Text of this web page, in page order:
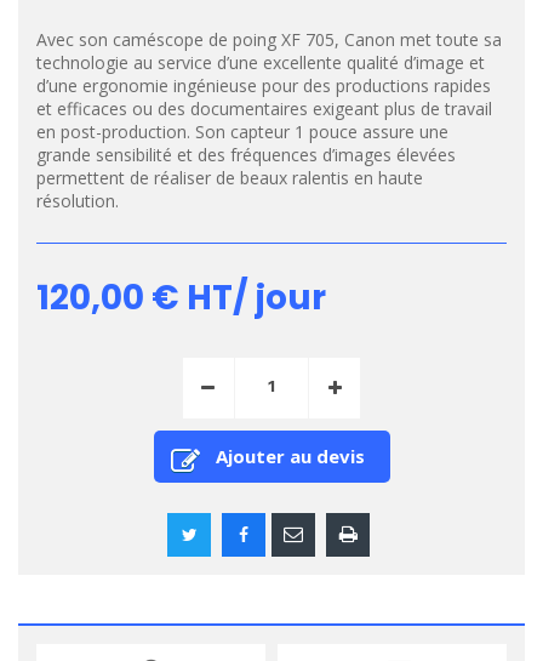
Avec son caméscope de poing XF 705, Canon met toute sa
technologie au service d’une excellente qualité d’image et
d’une ergonomie ingénieuse pour des productions rapides
et efficaces ou des documentaires exigeant plus de travail
en post-production. Son capteur 1 pouce assure une
grande sensibilité et des fréquences d’images élevées
permettent de réaliser de beaux ralentis en haute
résolution.
120,00 € HT/ jour
Ajouter au devis